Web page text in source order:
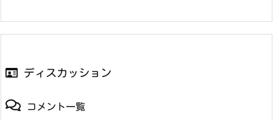
ディスカッション
コメント一覧